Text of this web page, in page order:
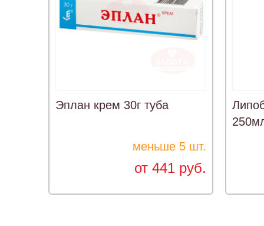
Эплан крем 30г туба
меньше 5 шт.
от 441 руб.